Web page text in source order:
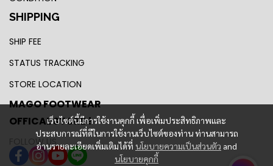
เว็บไซต์นี้มีการใช้งานคุกกี้ เพื่อเพิ่มประสิทธิภาพและ
ประสบการณ์ที่ดีในการใช้งานเว็บไซต์ของท่าน ท่านสามารถ
อ่านรายละเอียดเพิ่มเติมได้ที่ นโยบายความเป็นส่วนตัว and
นโยบายคุกกี้
SHIPPING
SHIP FEE
STATUS TRACKING
STORE LOCATION
MAGO FOOTWEAR
OFFICAL STORE !
FOLLOW US